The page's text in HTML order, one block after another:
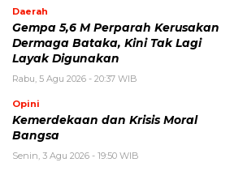
Daerah
Gempa 5,6 M Perparah Kerusakan
Dermaga Bataka, Kini Tak Lagi
Layak Digunakan
Rabu, 5 Agu 2026 - 20:37 WIB
Opini
Kemerdekaan dan Krisis Moral
Bangsa
Senin, 3 Agu 2026 - 19:50 WIB